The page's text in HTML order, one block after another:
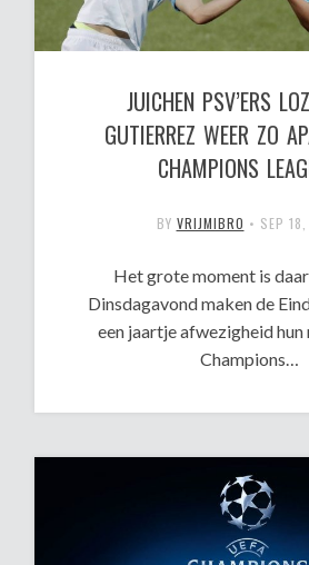
JUICHEN PSV’ERS
GUTIERREZ WEER ZO
CHAMPIONS
BY VRIJMIBRO • SEP
Het grote moment is daar
Dinsdagavond maken de
een jaartje afwezigheid hun
Champions…